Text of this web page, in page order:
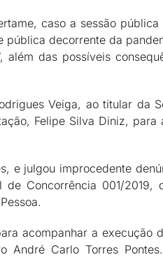
caso a sessão
decorrente da
das possíveis
Veiga, ao titular da
Felipe Silva Diniz,
e julgou improcedente
Concorrência 001/2019,
acompanhar a execução
Carlo Torres